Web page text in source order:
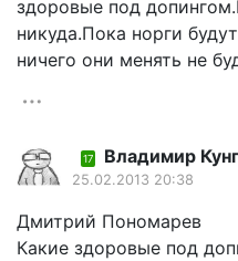
здоровые под
никуда.Пока норги
ничего они менять не
17 Владимир
25.02.2013 20:38
Дмитрий Пономарев
Какие здоровые под